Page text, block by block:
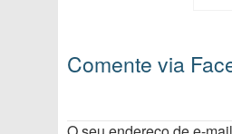
Comente via